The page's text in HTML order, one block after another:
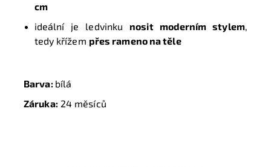
cm
ideální je ledvinku nosit moderním stylem,
tedy křížem přes rameno na těle
Barva: bílá
Záruka:24 měsíců